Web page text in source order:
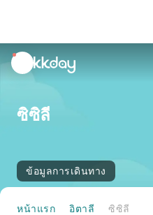
unread
notifications
ซิซิลี
ข้อมูลการเดินทาง
หน้าแรก อิตาลี ซิซิลี